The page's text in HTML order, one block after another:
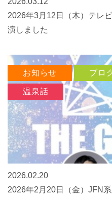
2026年3月12日（木）テレ
演しました
お知らせ ブロ
温泉話
2026.02.20
2026年2月20日（金）JFN